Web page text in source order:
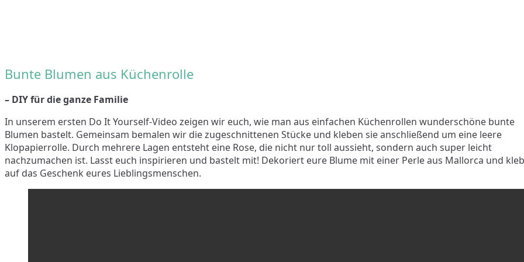
Bunte Blumen aus Küchenrolle
– DIY für die ganze Familie
In unserem ersten Do It Yourself-Video zeigen wir euch, wie man aus einfachen Küchenrollen wunderschöne bunte
Blumen bastelt. Gemeinsam bemalen wir die zugeschnittenen Stücke und kleben sie anschließend um eine leere
Klopapierrolle. Durch mehrere Lagen entsteht eine Rose, die nicht nur toll aussieht, sondern auch super leicht
nachzumachen ist. Lasst euch inspirieren und bastelt mit! Dekoriert eure Blume mit einer Perle aus Mallorca und
auf das Geschenk eures Lieblingsmenschen.